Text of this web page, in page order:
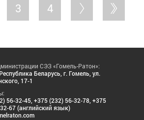
3 4
СЭЗ «Гомель-Ратон»:
Беларусь, г. Гомель, ул.
17-1
56-32-45 +375 (232) 56-32-78 +375
67 (английский язык)